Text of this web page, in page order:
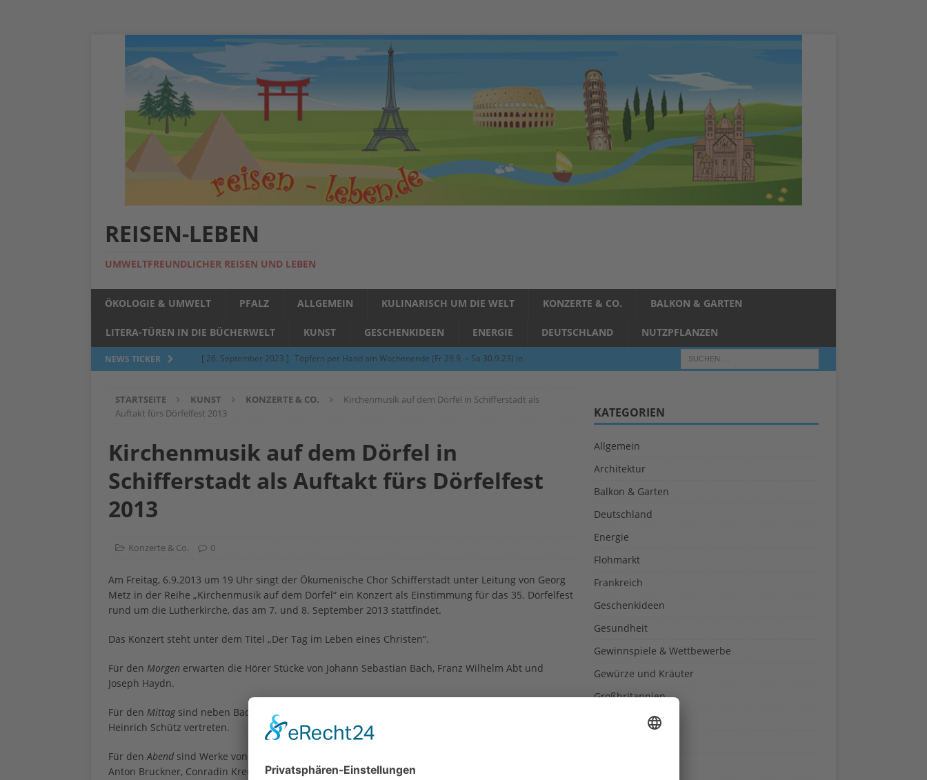
REISEN-LEBEN
UMWELTFREUNDLICHER REISEN UND LEBEN
ÖKOLOGIE & UMWELT PFALZ ALLGEMEIN KULINARISCH UM DIE WELT KONZERTE & CO. BALKON & GARTEN
LITERA-TÜREN IN DIE BÜCHERWELT KUNST GESCHENKIDEEN ENERGIE DEUTSCHLAND NUTZPFLANZEN
NEWS TICKER [ 26. September 2023 ] Töpfern per Hand am Wochenende (Fr 29.9. – Sa 30.9.23) in
[ 5. Juni 2023 ] Töpfern am Abend – Schnupperkurse an der Töpferscheibe in Schifferstadt
[ 24. März 2023 ]
Umfage: Wie gelingt eine zukunftsfähige Landwirtschaft?
[ 24. März 2023 ] Töpfern per Hand am Abend in Limburgerhof
ALLGEMEIN
Jucken auf acht Beinen…
STARTSEITE KUNST KONZERTE & CO.
Kirchenmusik auf dem Dörfel in Schifferstadt als
Auftakt fürs Dörfelfest 2013
Kirchenmusik auf dem Dörfel in
Schifferstadt als Auftakt fürs Dörfelfest
2013
Konzerte & Co. 0
Am Freitag, 6.9.2013 um 19 Uhr singt der Ökumenische Chor Schifferstadt unter Leitung von Georg
Metz in der Reihe „Kirchenmusik auf dem Dörfel“ ein Konzert als Einstimmung für das 35. Dörfelfest
rund um die Lutherkirche, das am 7. und 8. September 2013 stattfindet.
Das Konzert steht unter dem Titel „Der Tag im Leben eines Christen“.
Für den Morgen erwarten die Hörer Stücke von Johann Sebastian Bach, Franz Wilhelm Abt und
Joseph Haydn.
Für den Mittagsind neben Bach Friedrich Silcher, J. B. de Boismortier, Georg C. Schemelli und
Heinrich Schütz vertreten.
Für denAbend sind Werke von Siegried Neuber, Claudio Monteverdi, Max Reger, Boismortier, Haydn,
Anton Bruckner, Conradin Kreutzer, Schmelli, Scholefield und Eccard/Calivisius zu hören.
KATEGORIEN
Allgemein
Architektur
Balkon & Garten
Deutschland
Energie
Flohmarkt
Frankreich
Geschenkideen
Gesundheit
Gewinnspiele & Wettbewerbe
Gewürze und Kräuter
Großbritannien
Hochwasser